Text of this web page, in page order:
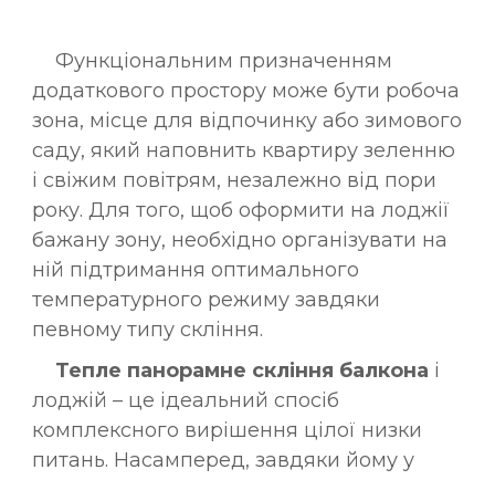
Функціональним призначенням
додаткового простору може бути робоча
зона, місце для відпочинку або зимового
саду, який наповнить квартиру зеленню
і свіжим повітрям, незалежно від пори
року. Для того, щоб оформити на лоджії
бажану зону, необхідно організувати на
ній підтримання оптимального
температурного режиму завдяки
певному типу скління.
Тепле панорамне скління балкона і
лоджій – це ідеальний спосіб
комплексного вирішення цілої низки
питань. Насамперед, завдяки йому у